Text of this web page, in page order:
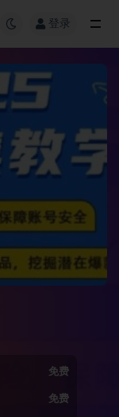
登录
免费
免费